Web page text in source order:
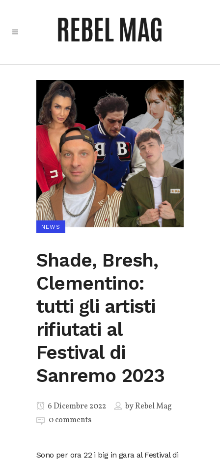
NEWS
Shade, Bresh,
Clementino:
tutti gli artisti
rifiutati al
Festival di
Sanremo 2023
6 Dicembre 2022 byRebel Mag
0 comments
Sono per ora 22 i big in gara al Festival di